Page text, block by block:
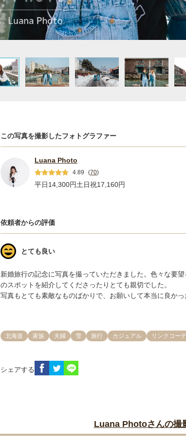
この写真を撮影したフォトグラファー
Luana Photo
4.89 (70)
平日14,300円土日祝17,160円
依頼者からの評価
とても良い
新婚旅行の記念に写真を撮っていただきました。色々な要
のスポットを紹介してくださったりとても親切でした。
写真もとても素敵なものばかりで、お願いして本当に良か
北海道 家族 夫婦 雪 旅行 カジュアル リンクコーデ
シェアする
Luana Photoさんの撮